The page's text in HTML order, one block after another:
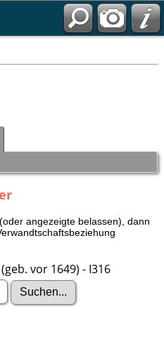
angezeigte belassen), dann
vor 1649) - I316